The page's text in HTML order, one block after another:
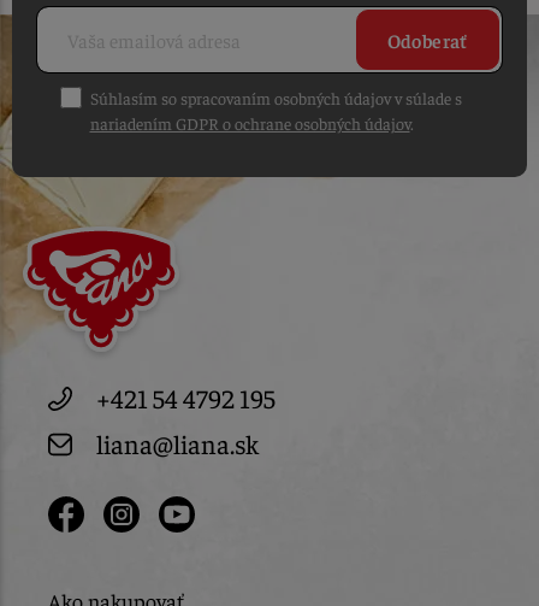
Odoberať
Súhlasím so spracovaním osobných údajov v súlade s
nariadením GDPR o ochrane osobných údajov.
+421 54 4792 195
liana@liana.sk